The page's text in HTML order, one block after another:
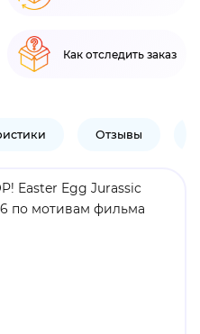
Как отследить заказ
Отзывы
Easter Egg Jurassic
по мотивам фильма